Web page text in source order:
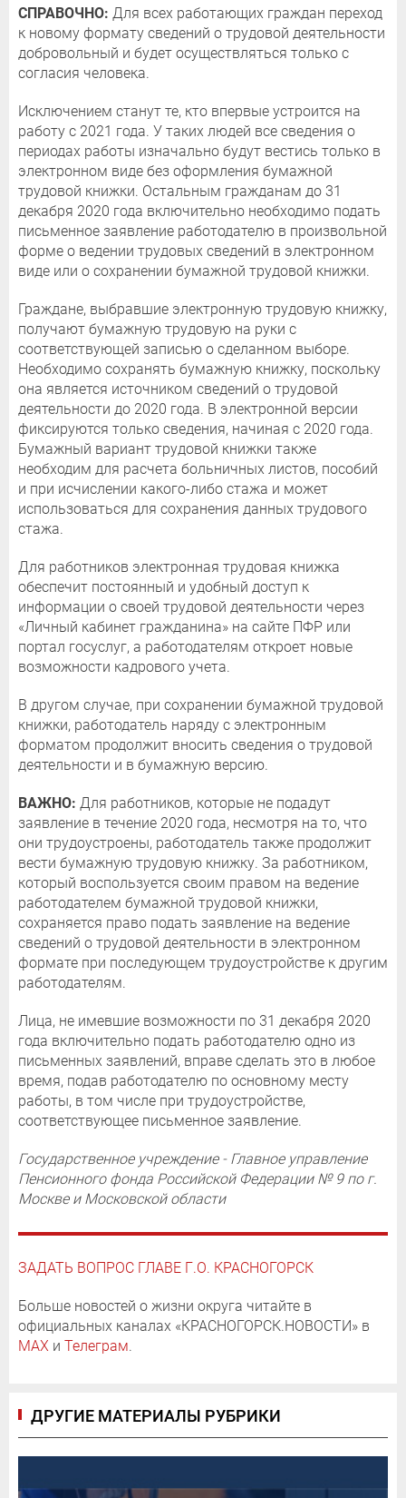
СПРАВОЧНО: Для всех работающих граждан переход
к новому формату сведений о трудовой деятельности
добровольный и будет осуществляться только с
согласия человека.
Исключением станут те, кто впервые устроится на
работу с 2021 года. У таких людей все сведения о
периодах работы изначально будут вестись только в
электронном виде без оформления бумажной
трудовой книжки. Остальным гражданам до 31
декабря 2020 года включительно необходимо подать
письменное заявление работодателю в произвольной
форме о ведении трудовых сведений в электронном
виде или о сохранении бумажной трудовой книжки.
Граждане, выбравшие электронную трудовую книжку,
получают бумажную трудовую на руки с
соответствующей записью о сделанном выборе.
Необходимо сохранять бумажную книжку, поскольку
она является источником сведений о трудовой
деятельности до 2020 года. В электронной версии
фиксируются только сведения, начиная с 2020 года.
Бумажный вариант трудовой книжки также
необходим для расчета больничных листов, пособий
и при исчислении какого-либо стажа и может
использоваться для сохранения данных трудового
стажа.
Для работников электронная трудовая книжка
обеспечит постоянный и удобный доступ к
информации о своей трудовой деятельности через
«Личный кабинет гражданина» на сайте ПФР или
портал госуслуг, а работодателям откроет новые
возможности кадрового учета.
В другом случае, при сохранении бумажной трудовой
книжки, работодатель наряду с электронным
форматом продолжит вносить сведения о трудовой
деятельности и в бумажную версию.
ВАЖНО: Для работников, которые не подадут
заявление в течение 2020 года, несмотря на то, что
они трудоустроены, работодатель также продолжит
вести бумажную трудовую книжку. За работником,
который воспользуется своим правом на ведение
работодателем бумажной трудовой книжки,
сохраняется право подать заявление на ведение
сведений о трудовой деятельности в электронном
формате при последующем трудоустройстве к другим
работодателям.
Лица, не имевшие возможности по 31 декабря 2020
года включительно подать работодателю одно из
письменных заявлений, вправе сделать это в любое
время, подав работодателю по основному месту
работы, в том числе при трудоустройстве,
соответствующее письменное заявление.
Государственное учреждение - Главное управление
Пенсионного фонда Российской Федерации № 9 по г.
Москве и Московской области
ЗАДАТЬ ВОПРОС ГЛАВЕ Г.О. КРАСНОГОРСК
Больше новостей о жизни округа читайте в
официальных каналах «КРАСНОГОРСК.НОВОСТИ» в
MAX и Телеграм.
ДРУГИЕ МАТЕРИАЛЫ РУБРИКИ